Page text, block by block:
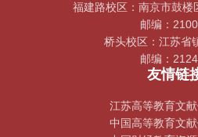
福建路校区：南京市鼓楼
邮编：
桥头校区：江苏省
邮编：
友情链
江苏高等教育文
中国高等教育文